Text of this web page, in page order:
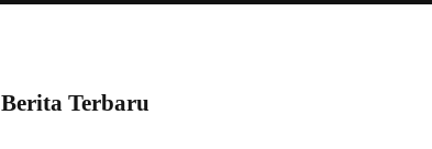
Berita Terbaru